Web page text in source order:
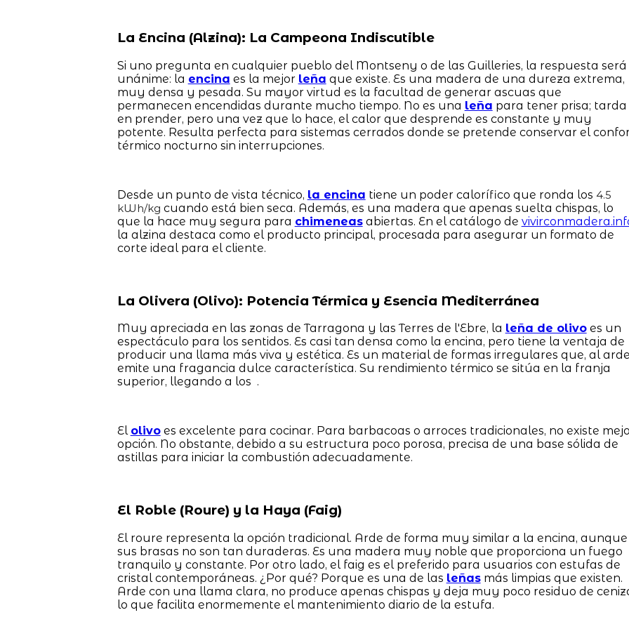
La Encina (Alzina): La Campeona Indiscutible
Si uno pregunta en cualquier pueblo del Montseny o de las Guilleries, la respuesta será
unánime: la encina es la mejor leña que existe. Es una madera de una dureza extrema,
muy densa y pesada. Su mayor virtud es la facultad de generar ascuas que
permanecen encendidas durante mucho tiempo. No es una leña para tener prisa; tarda
en prender, pero una vez que lo hace, el calor que desprende es constante y muy
potente. Resulta perfecta para sistemas cerrados donde se pretende conservar el
térmico nocturno sin interrupciones.
Desde un punto de vista técnico, la encina tiene un poder calorífico que ronda los 4.5
kWh/kg cuando está bien seca. Además, es una madera que apenas suelta chispas, lo
que la hace muy segura para chimeneasabiertas. En el catálogo de
la alzina destaca como el producto principal, procesada para asegurar un formato de
corte ideal para el cliente.
La Olivera (Olivo): Potencia Térmica y Esencia Mediterránea
Muy apreciada en las zonas de Tarragona y las Terres de l'Ebre, la leña de olivoes un
espectáculo para los sentidos. Es casi tan densa como la encina, pero tiene la ventaja de
producir una llama más viva y estética. Es un material de formas irregulares que, al
emite una fragancia dulce característica. Su rendimiento térmico se sitúa en la franja
superior, llegando a los .
El olivoes excelente para cocinar. Para barbacoas o arroces tradicionales, no existe
opción. No obstante, debido a su estructura poco porosa, precisa de una base sólida de
astillas para iniciar la combustión adecuadamente.
El Roble (Roure) y la Haya (Faig)
El roure representa la opción tradicional. Arde de forma muy similar a la encina, aunque
sus brasas no son tan duraderas. Es una madera muy noble que proporciona un fuego
tranquilo y constante. Por otro lado, el faig es el preferido para usuarios con estufas de
cristal contemporáneas. ¿Por qué? Porque es una de las leñasmás limpias que existen.
Arde con una llama clara, no produce apenas chispas y deja muy poco residuo de
lo que facilita enormemente el mantenimiento diario de la estufa.